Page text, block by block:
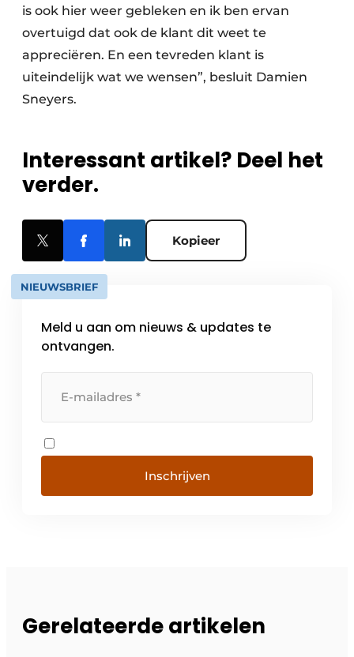
is ook hier weer gebleken en ik ben ervan
overtuigd dat ook de klant dit weet te
appreciëren. En een tevreden klant is
uiteindelijk wat we wensen”, besluit Damien
Sneyers.
Interessant artikel? Deel het
verder.
Kopieer
NIEUWSBRIEF
Meld u aan om nieuws & updates te
ontvangen.
Inschrijven
Gerelateerde artikelen